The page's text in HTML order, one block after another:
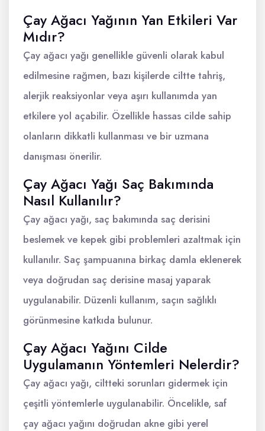
Çay Ağacı Yağının Yan Etkileri Var
Mıdır?
Çay ağacı yağı genellikle güvenli olarak kabul
edilmesine rağmen, bazı kişilerde ciltte tahriş,
alerjik reaksiyonlar veya aşırı kullanımda yan
etkilere yol açabilir. Özellikle hassas cilde sahip
olanların dikkatli kullanması ve bir uzmana
danışması önerilir.
Çay Ağacı Yağı Saç Bakımında
Nasıl Kullanılır?
Çay ağacı yağı, saç bakımında saç derisini
beslemek ve kepek gibi problemleri azaltmak için
kullanılır. Saç şampuanına birkaç damla eklenerek
veya doğrudan saç derisine masaj yaparak
uygulanabilir. Düzenli kullanım, saçın sağlıklı
görünmesine katkıda bulunur.
Çay Ağacı Yağını Cilde
Uygulamanın Yöntemleri Nelerdir?
Çay ağacı yağı, ciltteki sorunları gidermek için
çeşitli yöntemlerle uygulanabilir. Öncelikle, saf
çay ağacı yağını doğrudan akne gibi yerel